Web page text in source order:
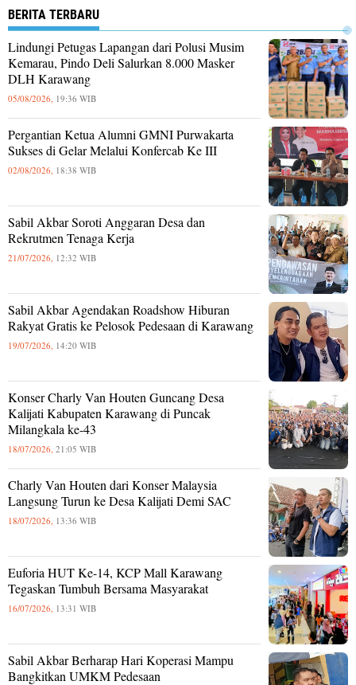
BERITA TERBARU
Lindungi Petugas Lapangan dari Polusi Musim
Kemarau, Pindo Deli Salurkan 8.000 Masker
DLH Karawang
05/08/2026, 19:36 WIB
Pergantian Ketua Alumni GMNI Purwakarta
Sukses di Gelar Melalui Konfercab Ke III
02/08/2026, 18:38 WIB
Sabil Akbar Soroti Anggaran Desa dan
Rekrutmen Tenaga Kerja
21/07/2026, 12:32 WIB
Sabil Akbar Agendakan Roadshow Hiburan
Rakyat Gratis ke Pelosok Pedesaan di Karawang
19/07/2026, 14:20 WIB
Konser Charly Van Houten Guncang Desa
Kalijati Kabupaten Karawang di Puncak
Milangkala ke-43
18/07/2026, 21:05 WIB
Charly Van Houten dari Konser Malaysia
Langsung Turun ke Desa Kalijati Demi SAC
18/07/2026, 13:36 WIB
Euforia HUT Ke-14, KCP Mall Karawang
Tegaskan Tumbuh Bersama Masyarakat
16/07/2026, 13:31 WIB
Sabil Akbar Berharap Hari Koperasi Mampu
Bangkitkan UMKM Pedesaan